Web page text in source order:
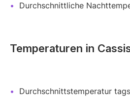
Durchschnittliche
Temperaturen in
Durchschnittstemperatur